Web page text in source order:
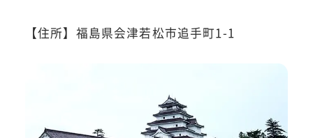
【住所】福島県会津若松市追手町1-1